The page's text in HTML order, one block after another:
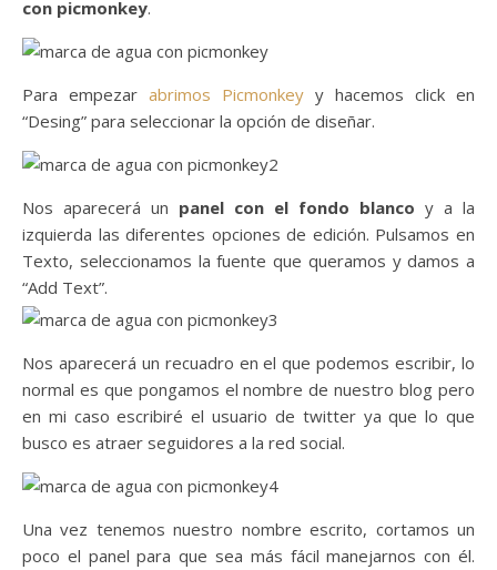
con picmonkey.
Para empezar abrimos Picmonkey y hacemos click en
“Desing” para seleccionar la opción de diseñar.
Nos aparecerá un panel con el fondo blanco y a la
izquierda las diferentes opciones de edición. Pulsamos en
Texto, seleccionamos la fuente que queramos y damos a
“Add Text”.
Nos aparecerá un recuadro en el que podemos escribir, lo
normal es que pongamos el nombre de nuestro blog pero
en mi caso escribiré el usuario de twitter ya que lo que
busco es atraer seguidores a la red social.
Una vez tenemos nuestro nombre escrito, cortamos un
poco el panel para que sea más fácil manejarnos con él.